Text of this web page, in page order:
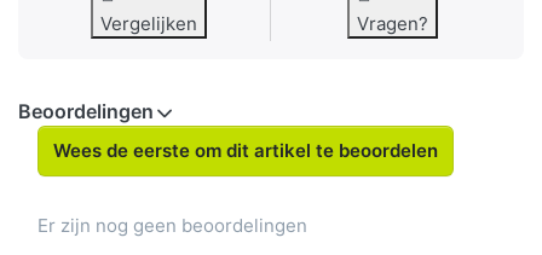
Vergelijken Vragen?
Beoordelingen
Wees de eerste om dit artikel te beoordelen
Er zijn nog geen beoordelingen